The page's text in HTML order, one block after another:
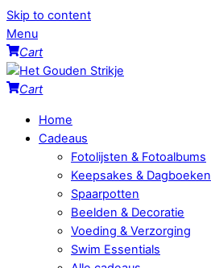
Skip to content
Menu
Cart
Cart
Home
Cadeaus
Fotolijsten & Fotoalbums
Keepsakes & Dagboeken
Spaarpotten
Beelden & Decoratie
Voeding & Verzorging
Swim Essentials